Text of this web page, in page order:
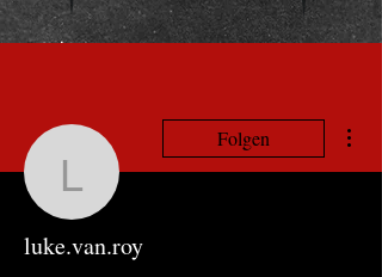
luke.van.roy
Folgen
luke.van.roy